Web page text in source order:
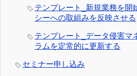
テンプレート_新規業務を開
シーへの取組みを反映させる
テンプレート_データ侵害マ
ラムを定常的に更新する
セミナー申し込み